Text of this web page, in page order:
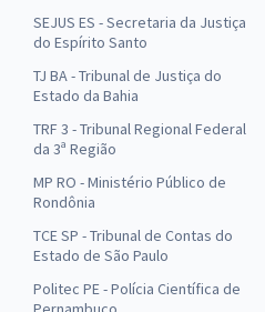
SEJUS ES - Secretaria da Justiça
do Espírito Santo
TJ BA - Tribunal de Justiça do
Estado da Bahia
TRF 3 - Tribunal Regional Federal
da 3ª Região
MP RO - Ministério Público de
Rondônia
TCE SP - Tribunal de Contas do
Estado de São Paulo
Politec PE - Polícia Científica de